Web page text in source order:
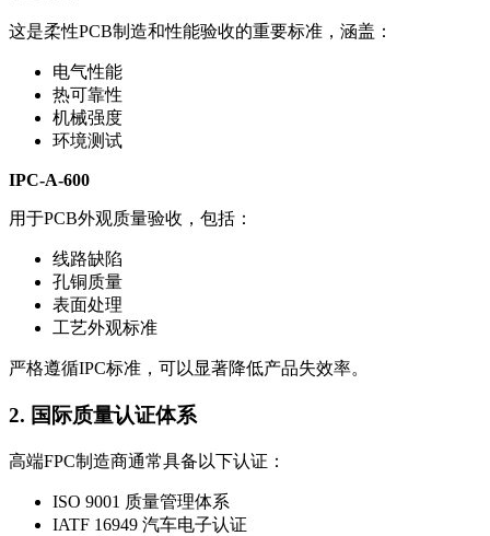
这是柔性PCB制造和性能验收的重要标准，涵盖：
电气性能
热可靠性
机械强度
环境测试
IPC-A-600
用于PCB外观质量验收，包括：
线路缺陷
孔铜质量
表面处理
工艺外观标准
严格遵循IPC标准，可以显著降低产品失效率。
2. 国际质量认证体系
高端FPC制造商通常具备以下认证：
ISO 9001 质量管理体系
IATF 16949 汽车电子认证